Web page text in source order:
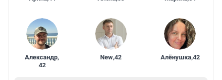
Александр,
42
New,42 Алёнушка,42